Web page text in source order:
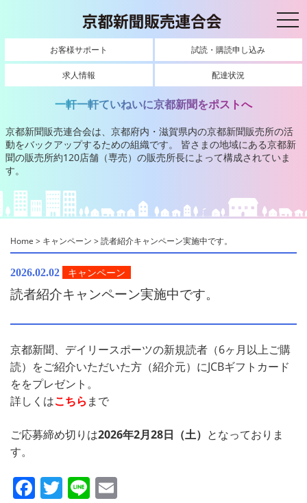
お客様サポート 試読・購読申し込み
求人情報 配達状況
一軒一軒ていねいに京都新聞をポストへ
京都新聞販売連合会は、京都府内・滋賀県内の京都新聞販売所の活
動をバックアップするための組織です。 皆さまの地域にある京都新
聞の販売所約120店舗（専売）の販売所長によって構成されていま
す。
Home > キャンペーン >読者紹介キャンペーン実施中です。
2026.02.02 キャンペーン
読者紹介キャンペーン実施中です。
京都新聞、デイリースポーツの新規読者（6ヶ月以上ご購
読）をご紹介いただいた方（紹介元）にJCBギフトカード
ををプレゼント。
詳しくはこちら まで
ご応募締め切りは2026年2月28日（土） となっておりま
す。
F T Li